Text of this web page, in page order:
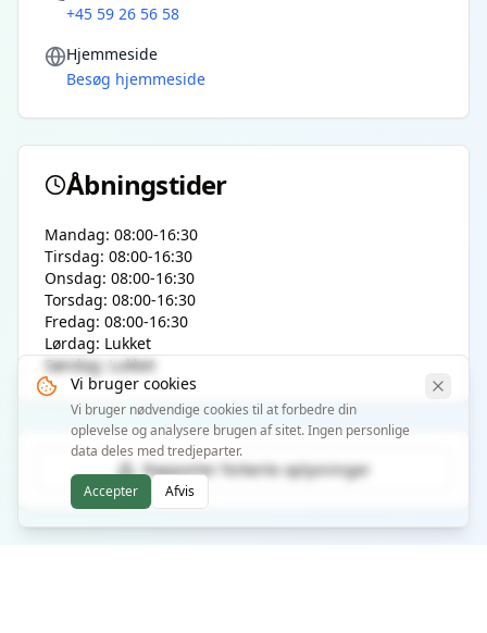
+45 59 26 56 58
Hjemmeside
Besøg hjemmeside
Åbningstider
Mandag: 08:00-16:30
Tirsdag: 08:00-16:30
Onsdag: 08:00-16:30
Torsdag: 08:00-16:30
Fredag: 08:00-16:30
Lørdag: Lukket
Søndag: Lukket
Rapporter forkerte oplysninger
Vi bruger cookies
Vi bruger nødvendige cookies til at forbedre din
oplevelse og analysere brugen af sitet. Ingen personlige
data deles med tredjeparter.
Accepter Afvis